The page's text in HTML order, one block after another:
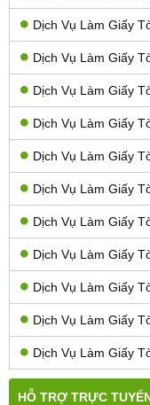
Dịch Vụ Làm Giấy
Dịch Vụ Làm Giấy
Dịch Vụ Làm Giấy
Dịch Vụ Làm Giấy
Dịch Vụ Làm Giấy
Dịch Vụ Làm Giấy
Dịch Vụ Làm Giấy
Dịch Vụ Làm Giấy
Dịch Vụ Làm Giấy
Dịch Vụ Làm Giấy
Dịch Vụ Làm Giấy
HỖ TRỢ TRỰC